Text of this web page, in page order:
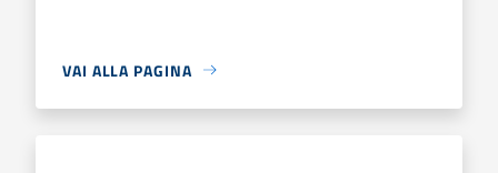
VAI ALLA PAGINA